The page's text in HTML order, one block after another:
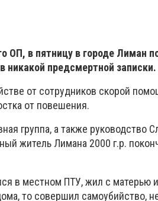
ОП, в пятницу в городе Лиман
никакой предсмертной записки.
от сотрудников скорой
от повешения.
группа, а также руководство
житель Лимана 2000 г.р.
в местном ПТУ, жил с матерью
то совершил самоубийство,